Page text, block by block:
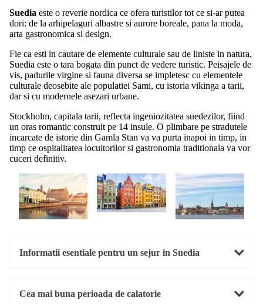
Suedia este o reverie nordica ce ofera turistilor tot ce si-ar putea
dori: de la arhipelaguri albastre si aurore boreale, pana la moda,
arta gastronomica si design.
Fie ca esti in cautare de elemente culturale sau de liniste in natura,
Suedia este o tara bogata din punct de vedere turistic. Peisajele de
vis, padurile virgine si fauna diversa se impletesc cu elementele
culturale deosebite ale populatiei Sami, cu istoria vikinga a tarii,
dar si cu modernele asezari urbane.
Stockholm, capitala tarii, reflecta ingeniozitatea suedezilor, fiind
un oras romantic construit pe 14 insule. O plimbare pe stradutele
incarcate de istorie din Gamla Stan va va purta inapoi in timp, in
timp ce ospitalitatea locuitorilor si gastronomia traditionala va vor
cuceri definitiv.
Informatii esentiale pentru un sejur in Suedia
Cea mai buna perioada de calatorie